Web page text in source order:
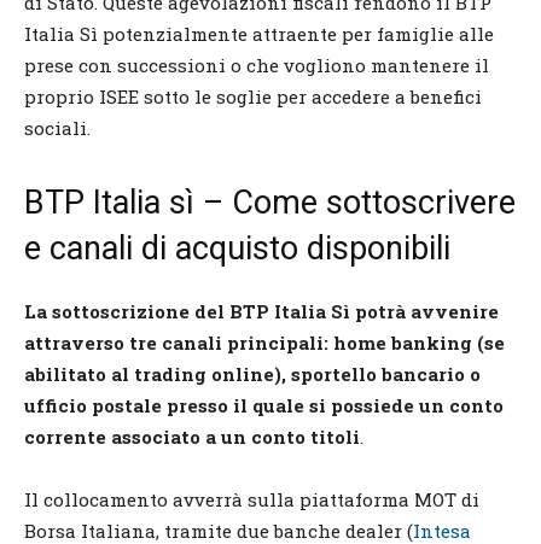
Italia Sì potenzialmente attraente per famiglie alle
prese con successioni o che vogliono mantenere il
proprio ISEE sotto le soglie per accedere a benefici
sociali.
BTP Italia sì – Come sottoscrivere
e canali di acquisto disponibili
La sottoscrizione del BTP Italia Sì potrà avvenire
attraverso tre canali principali: home banking (se
abilitato al trading online), sportello bancario o
ufficio postale presso il quale si possiede un conto
corrente associato a un conto titoli.
Il collocamento avverrà sulla piattaforma MOT di
Borsa Italiana, tramite due banche dealer (Intesa